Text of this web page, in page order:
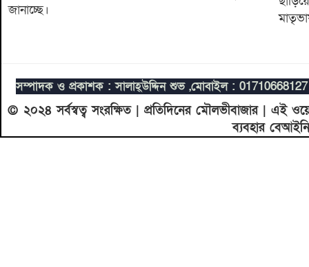
জানাচ্ছে।
সম্পাদক ও প্রকাশক : সালাহ্উদ্দিন শুভ ,মোবাইল :
© ২০২৪ সর্বস্বত্ব সংরক্ষিত | প্রতিদিনের মৌলভীবাজার | এই
ব্যবহার